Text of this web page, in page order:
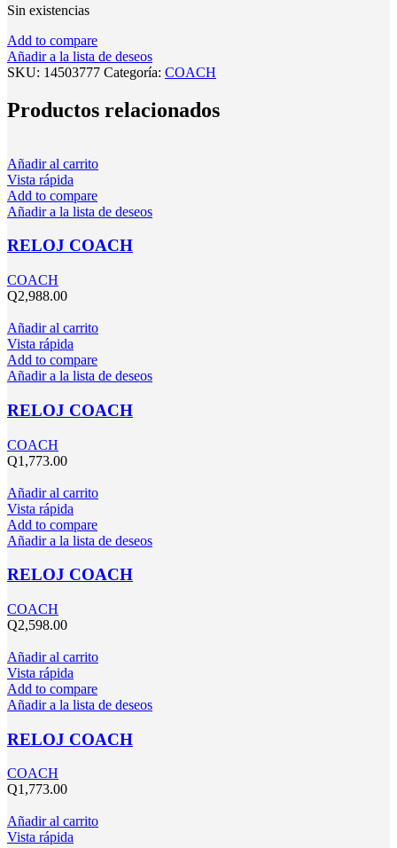
Sin existencias
Add to compare
Añadir a la lista de deseos
SKU: 14503777 Categoría: COACH
Productos relacionados
Añadir al carrito
Vista rápida
Add to compare
Añadir a la lista de deseos
RELOJ COACH
COACH
Q2,988.00
Añadir al carrito
Vista rápida
Add to compare
Añadir a la lista de deseos
RELOJ COACH
COACH
Q1,773.00
Añadir al carrito
Vista rápida
Add to compare
Añadir a la lista de deseos
RELOJ COACH
COACH
Q2,598.00
Añadir al carrito
Vista rápida
Add to compare
Añadir a la lista de deseos
RELOJ COACH
COACH
Q1,773.00
Añadir al carrito
Vista rápida